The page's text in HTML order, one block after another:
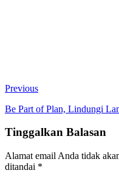
Previous
Be Part of Plan, Lindungi
Tinggalkan Balasan
Alamat email Anda tidak
ditandai *